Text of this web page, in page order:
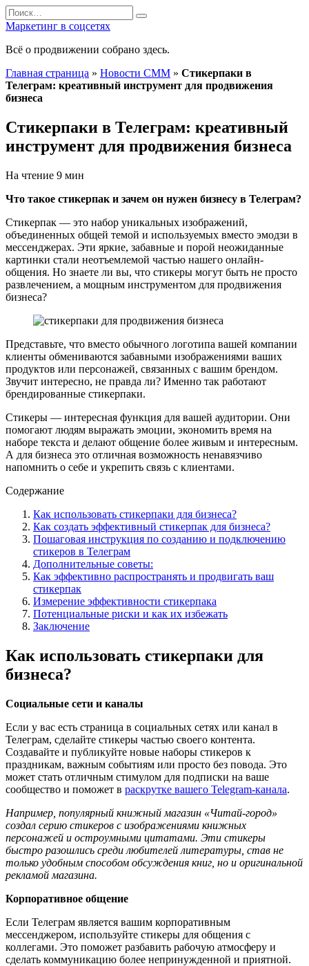
Перейти
к
содержанию
Search
for:
Маркетинг в соцсетях
Всё о продвижении собрано здесь.
Главная страница » Новости СММ » Стикерпаки в
Телеграм: креативный инструмент для продвижения
бизнеса
Стикерпаки в Телеграм: креативный
инструмент для продвижения бизнеса
На чтение 9 мин
Что такое стикерпак и зачем он нужен бизнесу в Телеграм?
Стикерпак — это набор уникальных изображений,
объединенных общей темой и используемых вместо эмодзи в
мессенджерах. Эти яркие, забавные и порой неожиданные
картинки стали неотъемлемой частью нашего онлайн-
общения. Но знаете ли вы, что стикеры могут быть не просто
развлечением, а мощным инструментом для продвижения
бизнеса?
Представьте, что вместо обычного логотипа вашей компании
клиенты обмениваются забавными изображениями ваших
продуктов или персонажей, связанных с вашим брендом.
Звучит интересно, не правда ли? Именно так работают
брендированные стикерпаки.
Стикеры — интересная функция для вашей аудитории. Они
помогают людям выражать эмоции, экономить время на
наборе текста и делают общение более живым и интересным.
А для бизнеса это отличная возможность ненавязчиво
напомнить о себе и укрепить связь с клиентами.
Содержание
Как использовать стикерпаки для бизнеса?
Как создать эффективный стикерпак для бизнеса?
Пошаговая инструкция по созданию и подключению
стикеров в Телеграм
Дополнительные советы:
Как эффективно распространять и продвигать ваш
стикерпак
Измерение эффективности стикерпака
Потенциальные риски и как их избежать
Заключение
Как использовать стикерпаки для
бизнеса?
Социальные сети и каналы
Если у вас есть страница в социальных сетях или канал в
Телеграм, сделайте стикеры частью своего контента.
Создавайте и публикуйте новые наборы стикеров к
праздникам, важным событиям или просто без повода. Это
может стать отличным стимулом для подписки на ваше
сообщество и поможет в раскрутке вашего Telegram-канала.
Например, популярный книжный магазин «Читай-город»
создал серию стикеров с изображениями книжных
персонажей и остроумными цитатами. Эти стикеры
быстро разошлись среди любителей литературы, став не
только удобным способом обсуждения книг, но и оригинальной
рекламой магазина.
Корпоративное общение
Если Телеграм является вашим корпоративным
мессенджером, используйте стикеры для общения с
коллегами. Это поможет разбавить рабочую атмосферу и
сделать коммуникацию более непринужденной и приятной.